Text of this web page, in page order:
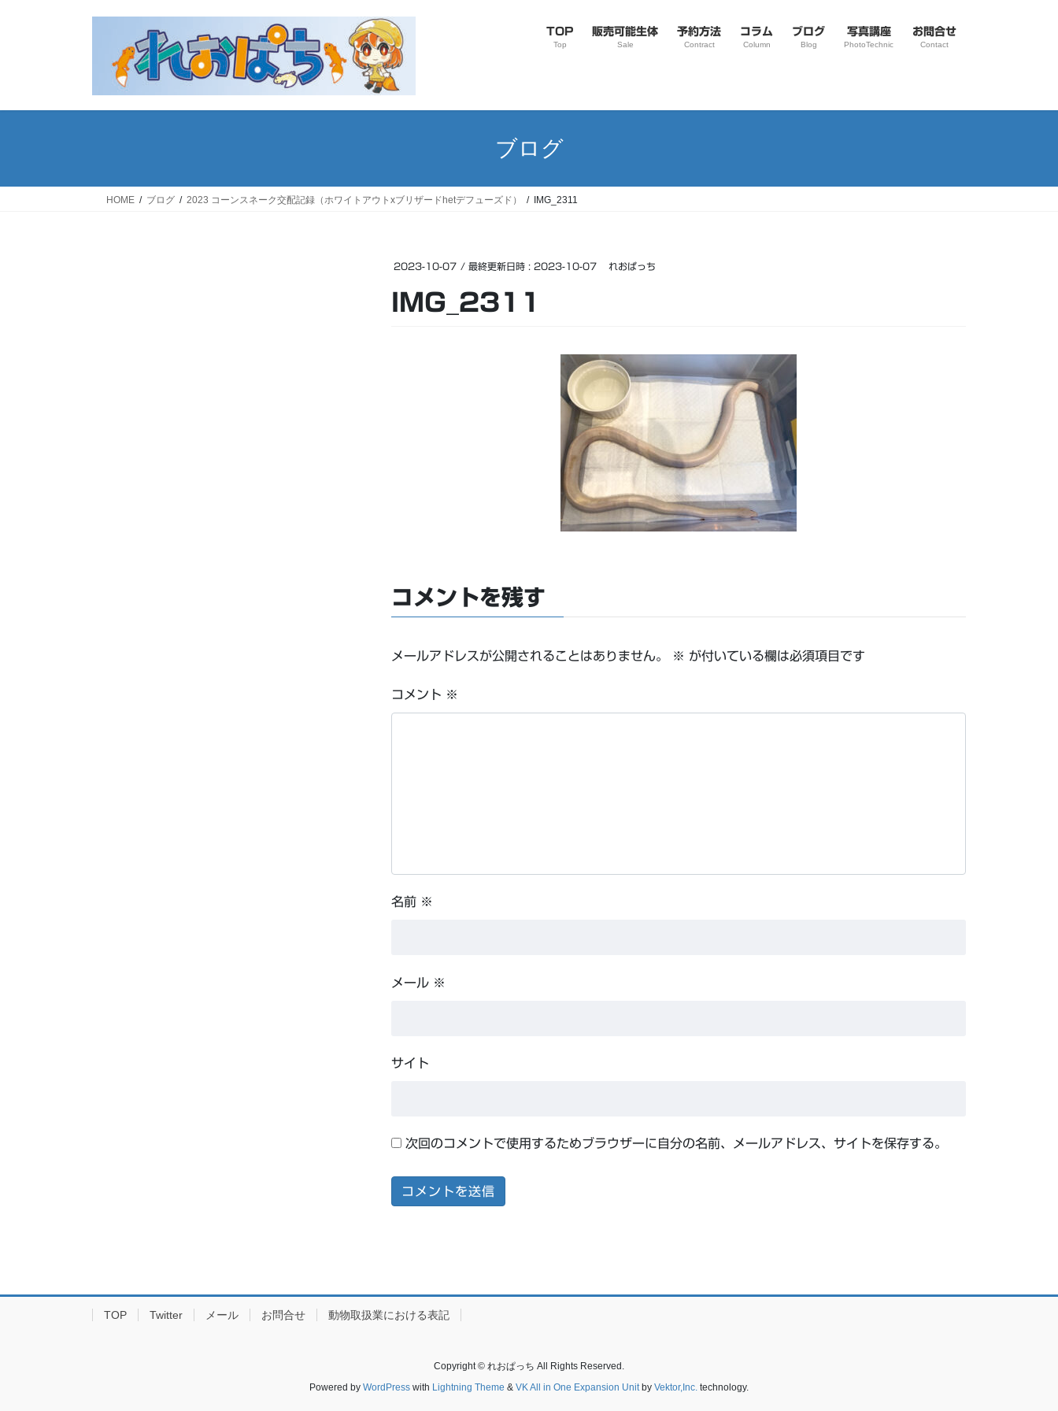
TOP
Top
販売可能生体
Sale
予約方法
Contract
コラム
Column
ブログ
Blog
写真講座
PhotoTechnic
お問合せ
Contact
ブログ
HOME ブログ 2023 コーンスネーク交配記録（ホワイトアウトxブリザードhetデフューズド） IMG_2311
2023-10-07 / 最終更新日時 : 2023-10-07 れおぱっち
IMG_2311
コメントを残す
メールアドレスが公開されることはありません。 ※ が付いている欄は必須項目です
コメント ※
名前 ※
メール ※
サイト
次回のコメントで使用するためブラウザーに自分の名前、メールアドレス、サイトを保存する。
TOP Twitter メール お問合せ 動物取扱業における表記
Copyright © れおぱっち All Rights Reserved.
Powered by WordPress with Lightning Theme & VK All in One Expansion Unitby Vektor,Inc. technology.